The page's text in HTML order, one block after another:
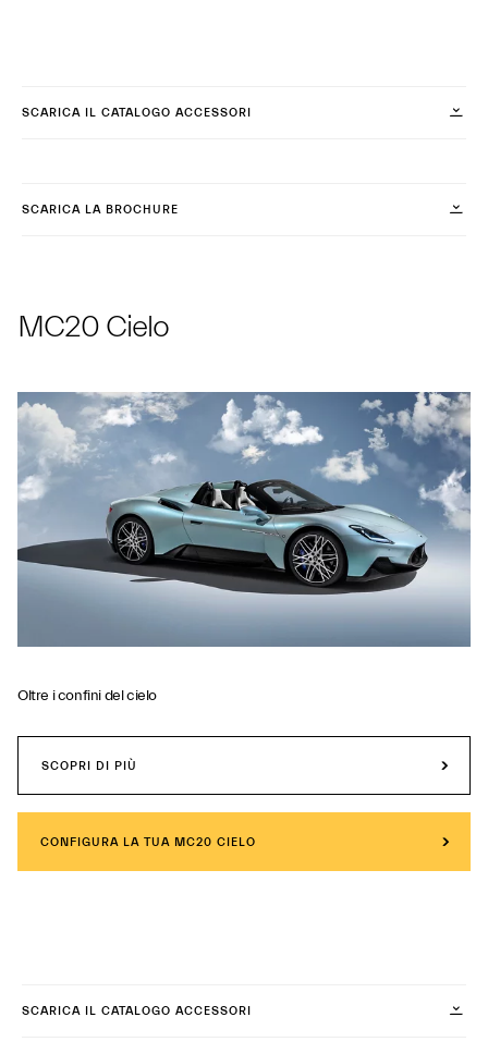
SCARICA IL CATALOGO ACCESSORI
SCARICA LA BROCHURE
MC20 Cielo
Oltre i confini del cielo
SCOPRI DI PIÙ
CONFIGURA LA TUA MC20 CIELO
SCARICA IL CATALOGO ACCESSORI